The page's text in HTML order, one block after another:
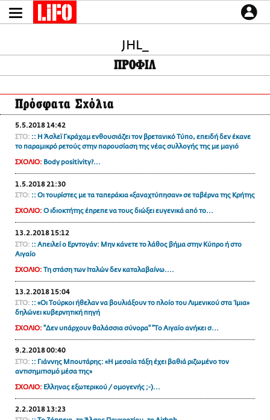
το
περιεχόμενο
LIFO SHOP
NEWSLETTER
ΜΙΚΡΟΠΡΑΓΜΑΤΑ
THE GOOD LIFO
LIFOLAND
CITY GUIDE
ΑΜΠΑ
PRINT
CULTURE
PODCASTS
Plus
JHL_
ΠΡΟΦΙΛ
Πρόσφατα Σχόλια
5.5.2018 14:42
ΣΤΟ: :: Η Άσλεϊ Γκράχαμ ενθουσιάζει τον βρετανικό Τύπο, επειδή δεν έκανε
το παραμικρό ρετούς στην παρουσίαση της νέας συλλογής της με μαγιό
ΣΧΟΛΙΟ: Body positivity?...
1.5.2018 21:30
ΣΤΟ: :: Οι τουρίστες με τα ταπεράκια «ξαναχτύπησαν» σε ταβέρνα της Κρήτης
ΣΧΟΛΙΟ: Ο ιδιοκτήτης έπρεπε να τους διώξει ευγενικά από το...
13.2.2018 15:12
ΣΤΟ: :: Απειλεί ο Ερντογάν: Μην κάνετε το λάθος βήμα στην Κύπρο ή στο
Αιγαίο
ΣΧΟΛΙΟ: Τη στάση των Ιταλών δεν καταλαβαίνω....
13.2.2018 15:04
ΣΤΟ: :: «Οι Τούρκοι ήθελαν να βουλιάξουν το πλοίο του Λιμενικού στα Ίμια»
δηλώνει κυβερνητική πηγή
ΣΧΟΛΙΟ: "Δεν υπάρχουν θαλάσσια σύνορα" "Το Αιγαίο ανήκει σ...
9.2.2018 00:40
ΣΤΟ: :: Γιάννης Μπουτάρης: «Η μεσαία τάξη έχει βαθιά ριζωμένο τον
αντισημιτισμό μέσα της»
ΣΧΟΛΙΟ: Ελληνας εξωτερικού / ομογενής ;-)...
2.2.2018 13:23